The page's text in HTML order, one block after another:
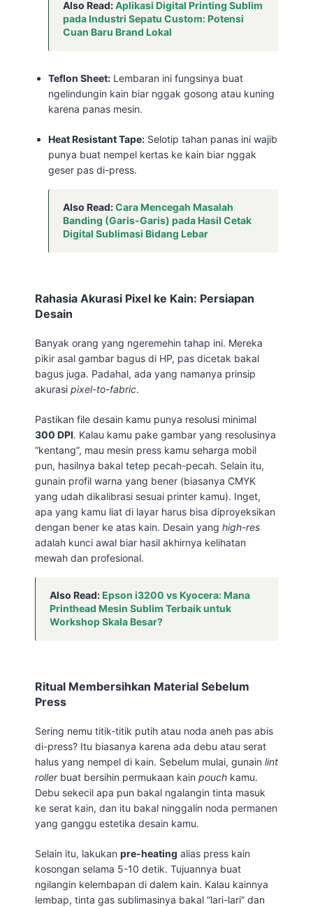
Also Read:Aplikasi Digital Printing Sublim
pada Industri Sepatu Custom: Potensi
Cuan Baru Brand Lokal
Teflon Sheet: Lembaran ini fungsinya buat
ngelindungin kain biar nggak gosong atau kuning
karena panas mesin.
Heat Resistant Tape: Selotip tahan panas ini wajib
punya buat nempel kertas ke kain biar nggak
geser pas di-press.
Also Read:Cara Mencegah Masalah
Banding (Garis-Garis) pada Hasil Cetak
Digital Sublimasi Bidang Lebar
Rahasia Akurasi Pixel ke Kain: Persiapan
Desain
Banyak orang yang ngeremehin tahap ini. Mereka
pikir asal gambar bagus di HP, pas dicetak bakal
bagus juga. Padahal, ada yang namanya prinsip
akurasi pixel-to-fabric.
Pastikan file desain kamu punya resolusi minimal
300 DPI. Kalau kamu pake gambar yang resolusinya
“kentang”, mau mesin press kamu seharga mobil
pun, hasilnya bakal tetep pecah-pecah. Selain itu,
gunain profil warna yang bener (biasanya CMYK
yang udah dikalibrasi sesuai printer kamu). Inget,
apa yang kamu liat di layar harus bisa diproyeksikan
dengan bener ke atas kain. Desain yang high-res
adalah kunci awal biar hasil akhirnya kelihatan
mewah dan profesional.
Also Read:Epson i3200 vs Kyocera: Mana
Printhead Mesin Sublim Terbaik untuk
Workshop Skala Besar?
Ritual Membersihkan Material Sebelum
Press
Sering nemu titik-titik putih atau noda aneh pas abis
di-press? Itu biasanya karena ada debu atau serat
halus yang nempel di kain. Sebelum mulai, gunain lint
rollerbuat bersihin permukaan kain pouch kamu.
Debu sekecil apa pun bakal ngalangin tinta masuk
ke serat kain, dan itu bakal ninggalin noda permanen
yang ganggu estetika desain kamu.
Selain itu, lakukan pre-heating alias press kain
kosongan selama 5-10 detik. Tujuannya buat
ngilangin kelembapan di dalem kain. Kalau kainnya
lembap, tinta gas sublimasinya bakal “lari-lari” dan